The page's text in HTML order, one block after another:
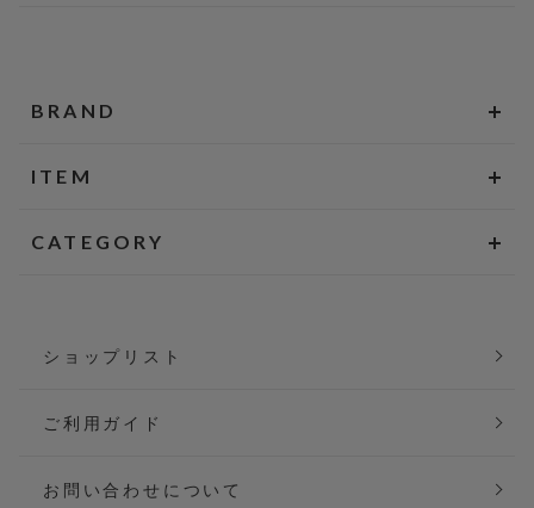
BRAND
ITEM
CATEGORY
ショップリスト
ご利用ガイド
お問い合わせについて